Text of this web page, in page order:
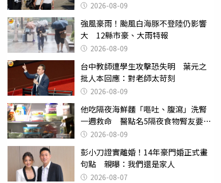
2026-08-09
強風豪雨！颱風白海豚不登陸仍影響
大 12縣市豪、大雨特報
2026-08-09
台中教師遭學生攻擊恐失明 葉元之
批人本回應：對老師太苛刻
2026-08-09
他吃隔夜海鮮麵「嘔吐、腹瀉」洗腎
一週救命 醫點名5隔夜食物腎友要注
意 2026-08-09
彭小刀證實離婚！14年豪門婚正式畫
句點 親曝：我們還是家人
2026-08-07